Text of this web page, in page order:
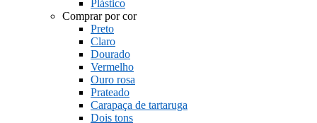
Plástico
Comprar por cor
Preto
Claro
Dourado
Vermelho
Ouro rosa
Prateado
Carapaça de tartaruga
Dois tons